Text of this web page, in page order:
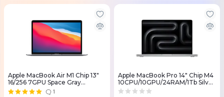
Apple MacBook Air M1 Chip 13"
16/256 7GPU Space Gray
(Z124000MM) Custom 2020
1
Apple MacBook Pro 14" Chip M4
10CPU/10GPU/24RAM/1Tb Silver
(MCX14) 2024